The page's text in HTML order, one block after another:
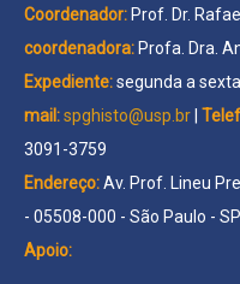
Coordenador: Prof. Dr.
coordenadora: Profa. Dra.
Expediente:segunda a
mail:spghisto@usp.br
3091-3759
Endereço:Av. Prof. Lineu
- 05508-000 - São Paulo -
Apoio: